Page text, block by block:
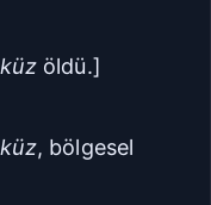
öldü.]
, bölgesel